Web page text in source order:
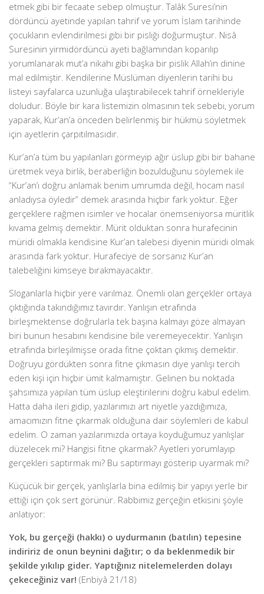
etmek gibi bir fecaate sebep olmuştur. Talâk Suresi’nin
dördüncü ayetinde yapılan tahrif ve yorum İslam tarihinde
çocukların evlendirilmesi gibi bir pisliği doğurmuştur. Nisâ
Suresinin yirmidördüncü ayeti bağlamından koparılıp
yorumlanarak mut’a nikahı gibi başka bir pislik Allah’ın dinine
mal edilmiştir. Kendilerine Müslüman diyenlerin tarihi bu
listeyi sayfalarca uzunluğa ulaştırabilecek tahrif örnekleriyle
doludur. Böyle bir kara listemizin olmasının tek sebebi, yorum
yaparak, Kur’an’a önceden belirlenmiş bir hükmü söyletmek
için ayetlerin çarpıtılmasıdır.
Kur’an’a tüm bu yapılanları görmeyip ağır üslup gibi bir bahane
üretmek veya birlik, beraberliğin bozulduğunu söylemek ile
“Kur’an’ı doğru anlamak benim umrumda değil, hocam nasıl
anladıysa öyledir” demek arasında hiçbir fark yoktur. Eğer
gerçeklere rağmen isimler ve hocalar önemseniyorsa müritlik
kıvama gelmiş demektir. Mürit olduktan sonra hurafecinin
müridi olmakla kendisine Kur’an talebesi diyenin müridi olmak
arasında fark yoktur. Hurafeciye de sorsanız Kur’an
talebeliğini kimseye bırakmayacaktır.
Sloganlarla hiçbir yere varılmaz. Önemli olan gerçekler ortaya
çıktığında takındığımız tavırdır. Yanlışın etrafında
birleşmektense doğrularla tek başına kalmayı göze almayan
biri bunun hesabını kendisine bile veremeyecektir. Yanlışın
etrafında birleşilmişse orada fitne çoktan çıkmış demektir.
Doğruyu gördükten sonra fitne çıkmasın diye yanlışı tercih
eden kişi için hiçbir ümit kalmamıştır. Gelinen bu noktada
şahsımıza yapılan tüm üslup eleştirilerini doğru kabul edelim.
Hatta daha ileri gidip, yazılarımızı art niyetle yazdığımıza,
amacımızın fitne çıkarmak olduğuna dair söylemleri de kabul
edelim. O zaman yazılarımızda ortaya koyduğumuz yanlışlar
düzelecek mi? Hangisi fitne çıkarmak? Ayetleri yorumlayıp
gerçekleri saptırmak mı? Bu saptırmayı gösterip uyarmak mı?
Küçücük bir gerçek, yanlışlarla bina edilmiş bir yapıyı yerle bir
ettiği için çok sert görünür. Rabbimiz gerçeğin etkisini şöyle
anlatıyor:
Yok, bu gerçeği (hakkı) o uydurmanın (batılın) tepesine
indiririz de onun beynini dağıtır; o da beklenmedik bir
şekilde yıkılıp gider. Yaptığınız nitelemelerden dolayı
çekeceğiniz var! (Enbiyâ 21/18)